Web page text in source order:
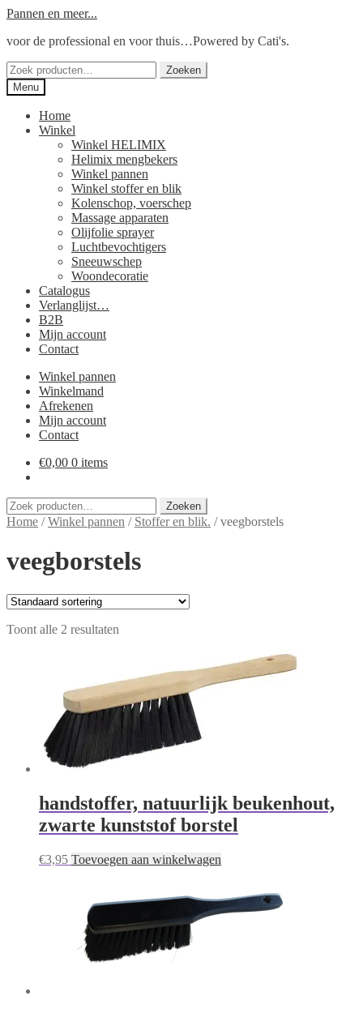
Ga
naar
Ga
de
Pannen en meer...
voor de professional en voor thuis…Powered by Cati's.
Zoeken
naar:
Zoeken
Menu
Home
Winkel
Winkel HELIMIX
Helimix mengbekers
Winkel pannen
Winkel stoffer en blik
Kolenschop, voerschep
Massage apparaten
Olijfolie sprayer
Luchtbevochtigers
Sneeuwschep
Woondecoratie
Catalogus
Verlanglijst…
B2B
Mijn account
Contact
Winkel pannen
Winkelmand
Afrekenen
Mijn account
Contact
€0,00 0 items
Zoeken
naar:
Zoeken
Home /Winkel pannen / Stoffer en blik. /veegborstels
veegborstels
Toont alle 2 resultaten
handstoffer, natuurlijk beukenhout,
zwarte kunststof borstel
€3,95 Toevoegen aan winkelwagen